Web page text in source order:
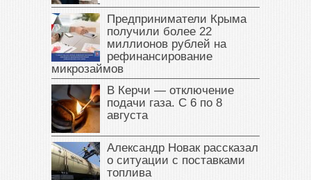
Предприниматели Крыма
получили более 22
миллионов рублей на
рефинансирование
микрозаймов
В Керчи — отключение
подачи газа. С 6 по 8
августа
Александр Новак рассказал
о ситуации с поставками
топлива